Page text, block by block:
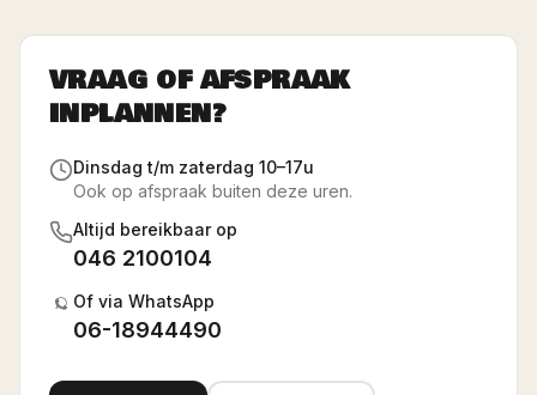
VRAAG OF AFSPRAAK
INPLANNEN?
Dinsdag t/m zaterdag 10–17u
Ook op afspraak buiten deze uren.
Altijd bereikbaar op
046 2100104
Of via WhatsApp
06-18944490